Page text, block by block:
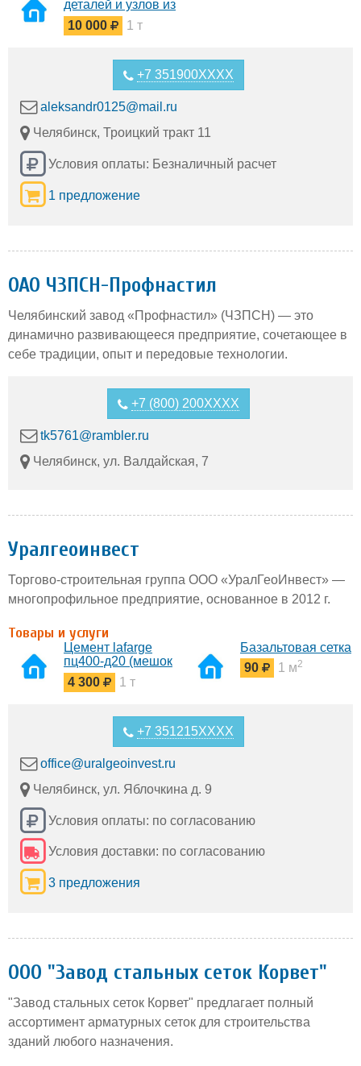
деталей и узлов из
металла
10 000 1 т
+7 351900XXXX
aleksandr0125@mail.ru
Челябинск, Троицкий тракт 11
Условия оплаты: Безналичный расчет
1 предложение
ОАО ЧЗПСН-Профнастил
Челябинский завод «Профнастил» (ЧЗПСН) — это
динамично развивающееся предприятие, сочетающее в
себе традиции, опыт и передовые технологии.
+7 (800) 200XXXX
tk5761@rambler.ru
Челябинск, ул. Валдайская, 7
Уралгеоинвест
Торгово-строительная группа ООО «УралГеоИнвест» —
многопрофильное предприятие, основанное в 2012 г.
Товары и услуги
Цемент lafarge
пц400-д20 (мешок
50 кг)
4 300 1 т
Базальтовая сетка
90
1 м2
+7 351215XXXX
office@uralgeoinvest.ru
Челябинск, ул. Яблочкина д. 9
Условия оплаты: по согласованию
Условия доставки: по согласованию
3 предложения
ООО "Завод стальных сеток Корвет"
"Завод стальных сеток Корвет" предлагает полный
ассортимент арматурных сеток для строительства
зданий любого назначения.